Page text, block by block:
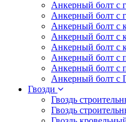
Анкерный болт с
Анкерный болт с
Анкерный болт с
Анкерный болт с
Анкерный болт с
Анкерный болт с
Анкерный болт с
Анкерный болт с
Гвозди
Гвоздь
Гвоздь